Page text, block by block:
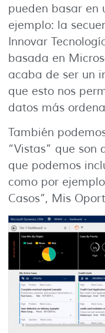
pueden basar en
ejemplo: la
Innovar
basada en
acaba de ser un
que esto nos
datos más
También
“Vistas” que son
que podemos
como por
Casos”, Mis